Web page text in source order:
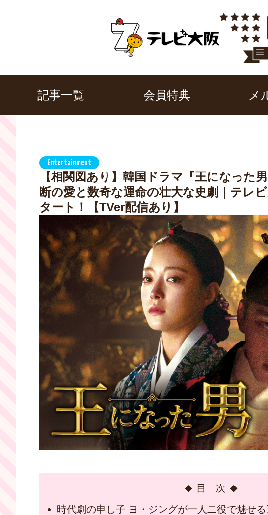
記事一覧 会員特典 メ
Entertainment
【相関図あり】韓国ドラマ『王になった
断の愛と数奇な運命の壮大な史劇｜テレ
タート！【TVer配信あり】
目 次
時代劇の申し子 ヨ・ジングが一人二役で魅せる